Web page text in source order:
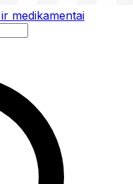
medikamentai